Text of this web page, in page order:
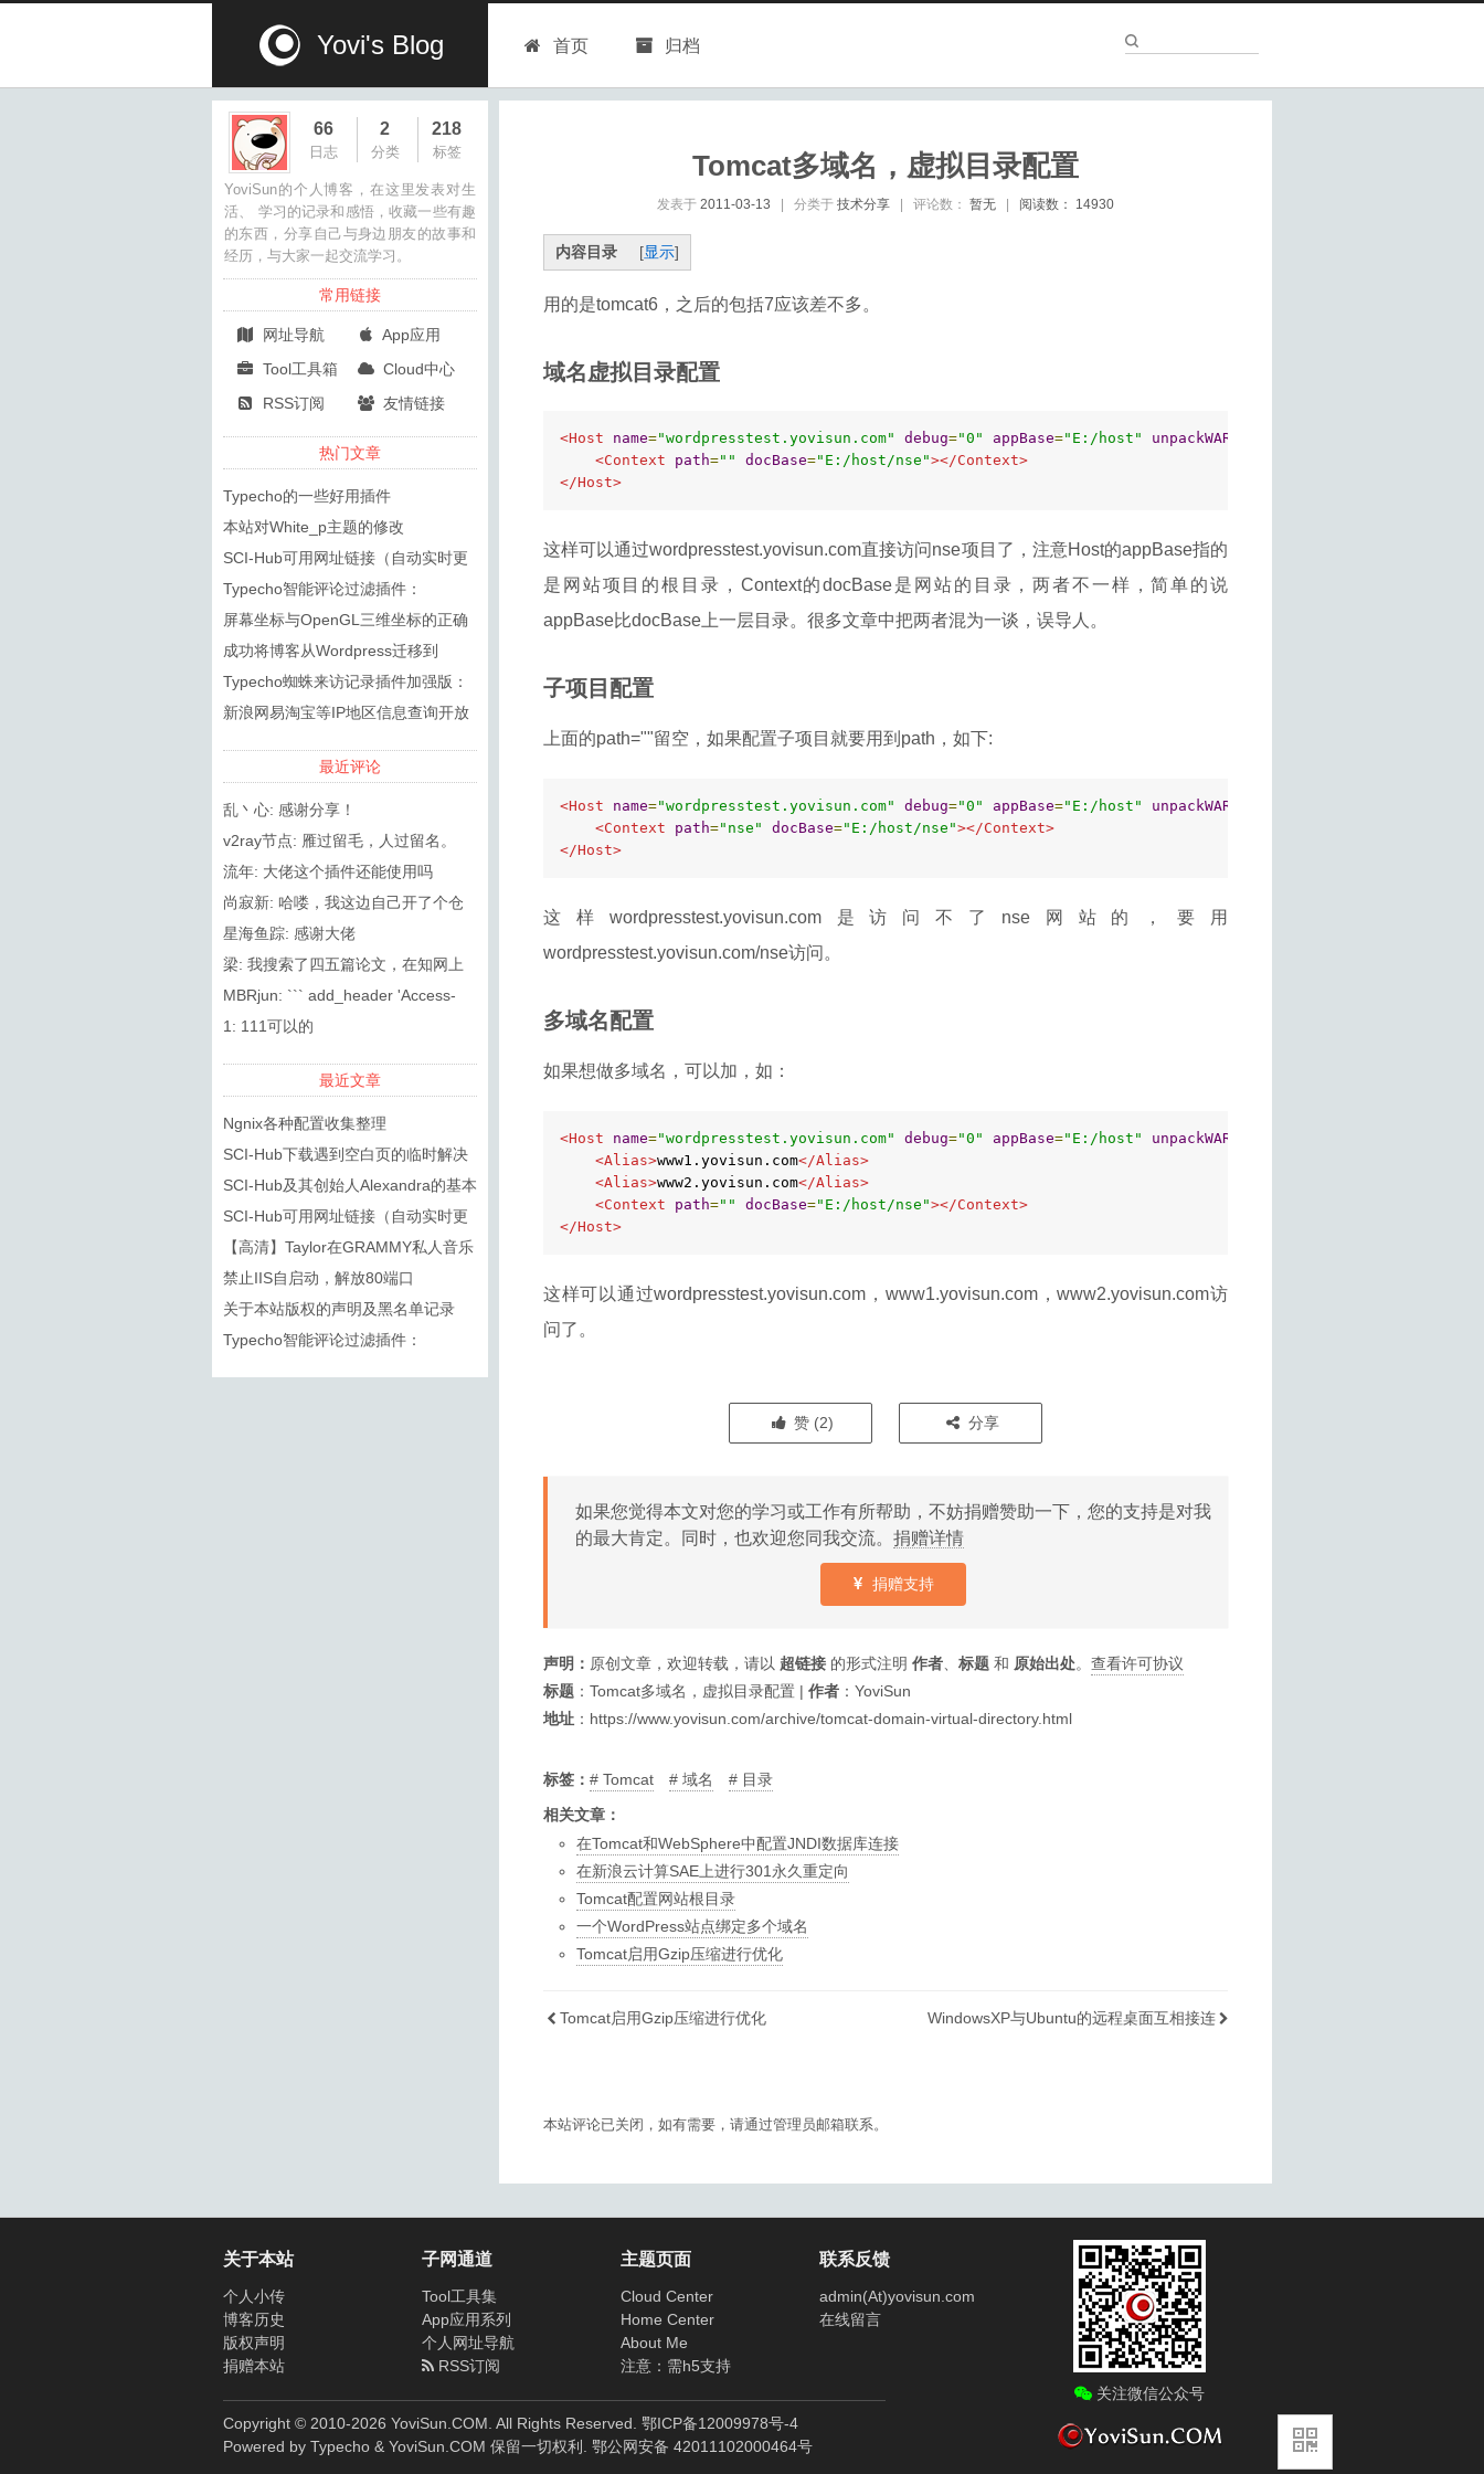
Yovi's Blog 首页 归档
Tomcat多域名，虚拟目录配置
发表于 2011-03-13 分类于 技术分享 评论数： 暂无 阅读数： 14930
内容目录 [显示]
用的是tomcat6，之后的包括7应该差不多。
域名虚拟目录配置
<Host name="wordpresstest.yovisun.com" debug="0" appBase="E:/host" unpackWARs
<Context
path="" docBase="E:/host/nse"></Context>
</Host>
这样可以通过wordpresstest.yovisun.com直接访问nse项目了，注意Host的appBase指的
是网站项目的根目录，Context的docBase是网站的目录，两者不一样，简单的说
appBase比docBase上一层目录。很多文章中把两者混为一谈，误导人。
子项目配置
上面的path=""留空，如果配置子项目就要用到path，如下:
<Host name="wordpresstest.yovisun.com" debug="0" appBase="E:/host" unpackWARs
<Context
path="nse" docBase="E:/host/nse"></Context>
</Host>
这样wordpresstest.yovisun.com是访问不了nse网站的，要用
wordpresstest.yovisun.com/nse访问。
多域名配置
如果想做多域名，可以加，如：
<Host name="wordpresstest.yovisun.com" debug="0" appBase="E:/host" unpackWARs
<Alias>www1.yovisun.com</Alias>
<Alias>www2.yovisun.com</Alias>
<Context
path="" docBase="E:/host/nse"></Context>
</Host>
这样可以通过wordpresstest.yovisun.com，www1.yovisun.com，www2.yovisun.com访
问了。
赞 (2) 分享
如果您觉得本文对您的学习或工作有所帮助，不妨捐赠赞助一下，您的支持是对我
的最大肯定。同时，也欢迎您同我交流。 捐赠详情
捐赠支持
声明： 原创文章，欢迎转载，请以 超链接 的形式注明 作者 标题 和 原始出处。 查看许可协议
标题 ： Tomcat多域名，虚拟目录配置 | 作者 ：YoviSun
地址 ： https://www.yovisun.com/archive/tomcat-domain-virtual-directory.html
标签： Tomcat 域名
目录
相关文章：
在Tomcat和WebSphere中配置JNDI数据库连接
在新浪云计算SAE上进行301永久重定向
Tomcat配置网站根目录
一个WordPress站点绑定多个域名
Tomcat启用Gzip压缩进行优化
Tomcat启用Gzip压缩进行优化 WindowsXP与Ubuntu的远程桌面互相接连
本站评论已关闭，如有需要，请通过管理员邮箱联系。
66
日志
2
分类
218
标签
YoviSun的个人博客，在这里发表对生
活、 学习的记录和感悟，收藏一些有趣
的东西，分享自己与身边朋友的故事和
经历，与大家一起交流学习。
常用链接
网址导航
App应用
Tool工具箱
Cloud中心
RSS订阅
友情链接
热门文章
Typecho的一些好用插件
本站对White_p主题的修改
SCI-Hub可用网址链接（自动实时更
新）
Typecho智能评论过滤插件：
SmartSpam
屏幕坐标与OpenGL三维坐标的正确
转换
成功将博客从Wordpress迁移到
Typecho
Typecho蜘蛛来访记录插件加强版：
RobotsPlus
新浪网易淘宝等IP地区信息查询开放
最近评论
乱丶心: 感谢分享！
v2ray节点: 雁过留毛，人过留名。
流年: 大佬这个插件还能使用吗
尚寂新: 哈喽，我这边自己开了个仓
库，然后更新了2.8.0（在PHP8.0...
星海鱼踪: 感谢大佬
梁: 我搜索了四五篇论文，在知网上
复制的标题，DOI都无法搜索到
MBRjun: ``` add_header 'Access-
Control-...
1: 111可以的
最近文章
Ngnix各种配置收集整理
SCI-Hub下载遇到空白页的临时解决
方法
SCI-Hub及其创始人Alexandra的基本
信息
SCI-Hub可用网址链接（自动实时更
新）
【高清】Taylor在GRAMMY私人音乐
会上的几首歌
禁止IIS自启动，解放80端口
关于本站版权的声明及黑名单记录
Typecho智能评论过滤插件：
关于本站
个人小传
博客历史
版权声明
捐赠本站
子网通道
Tool工具集
App应用系列
个人网址导航
RSS订阅
主题页面
Cloud Center
Home Center
About Me
注意：需h5支持
联系反馈
admin(At)yovisun.com
在线留言
Copyright © 2010-2026 YoviSun.COM. All Rights Reserved. 鄂ICP备12009978号-4
Powered by Typecho & YoviSun.COM 保留一切权利. 鄂公网安备 42011102000464号
关注微信公众号